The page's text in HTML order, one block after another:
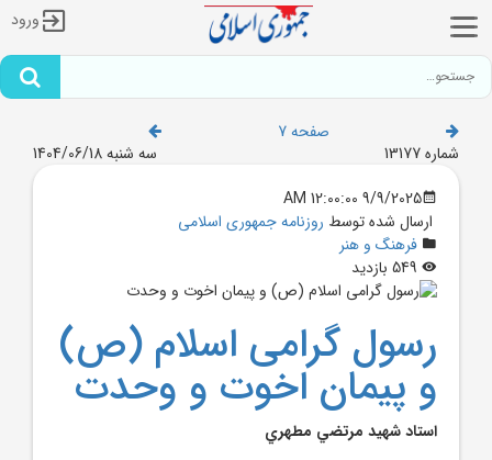
ورود
صفحه 7
شماره 13177
سه شنبه 1404/06/18
9/9/2025 12:00:00 AM
ارسال شده توسط روزنامه جمهوری اسلامی
فرهنگ و هنر
رسول گرامی اسلام (ص)
و پيمان اخوت و وحدت
استاد شهيد مرتضي مطهري